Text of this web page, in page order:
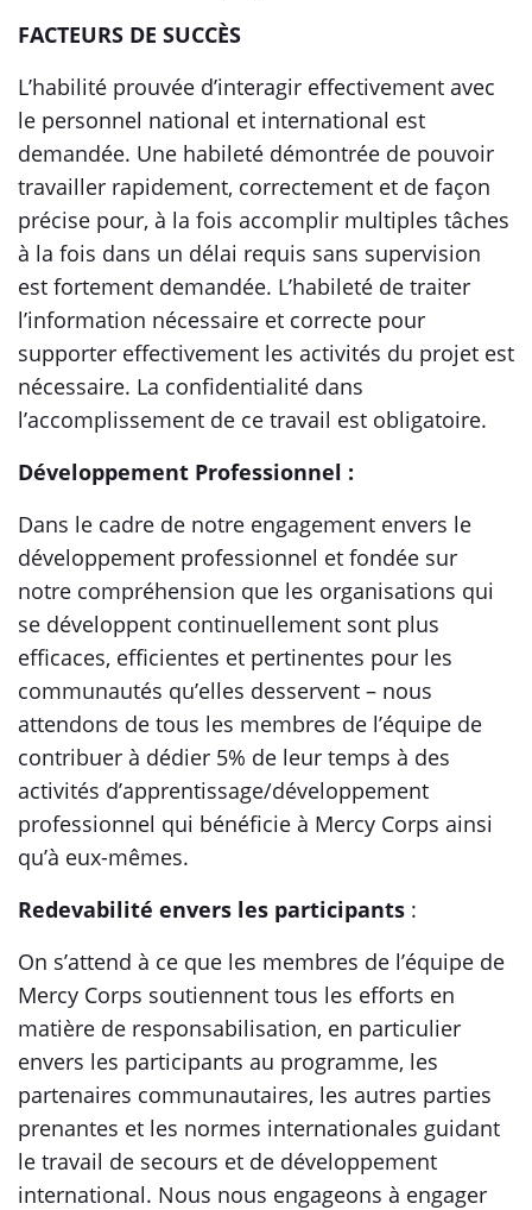
FACTEURS DE SUCCÈS
L’habilité prouvée d’interagir effectivement avec
le personnel national et international est
demandée. Une habileté démontrée de pouvoir
travailler rapidement, correctement et de façon
précise pour, à la fois accomplir multiples tâches
à la fois dans un délai requis sans supervision
est fortement demandée. L’habileté de traiter
l’information nécessaire et correcte pour
supporter effectivement les activités du projet est
nécessaire. La confidentialité dans
l’accomplissement de ce travail est obligatoire.
Développement Professionnel :
Dans le cadre de notre engagement envers le
développement professionnel et fondée sur
notre compréhension que les organisations qui
se développent continuellement sont plus
efficaces, efficientes et pertinentes pour les
communautés qu’elles desservent – nous
attendons de tous les membres de l’équipe de
contribuer à dédier 5% de leur temps à des
activités d’apprentissage/développement
professionnel qui bénéficie à Mercy Corps ainsi
qu’à eux-mêmes.
Redevabilité envers les participants :
On s’attend à ce que les membres de l’équipe de
Mercy Corps soutiennent tous les efforts en
matière de responsabilisation, en particulier
envers les participants au programme, les
partenaires communautaires, les autres parties
prenantes et les normes internationales guidant
le travail de secours et de développement
international. Nous nous engageons à engager